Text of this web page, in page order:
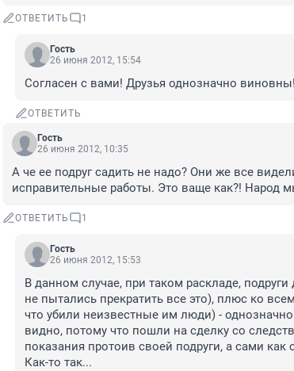
ОТВЕТИТЬ 1
Гость
26 июня 2012, 15:54
Согласен с вами! Друзья однозначно виновны!
ОТВЕТИТЬ
Гость
26 июня 2012, 10:35
А че ее подруг садить не надо? Они же все
исправительные работы. Это ваще как?! Народ
ОТВЕТИТЬ 1
Гость
26 июня 2012, 15:53
В данном случае, при таком раскладе,
не пытались прекратить все это), плюс ко
что убили неизвестные им люди) -
видно, потому что пошли на сделку со
показания протоив своей подруги, а сами как
Как-то так...